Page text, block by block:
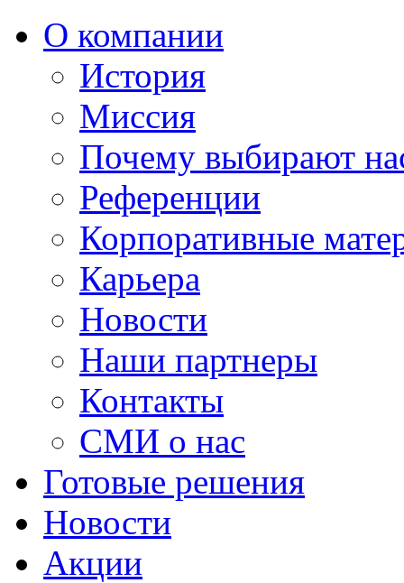
О компании
История
Миссия
Почему выбирают
Референции
Корпоративные
Карьера
Новости
Наши партнеры
Контакты
СМИ о нас
Готовые решения
Новости
Акции